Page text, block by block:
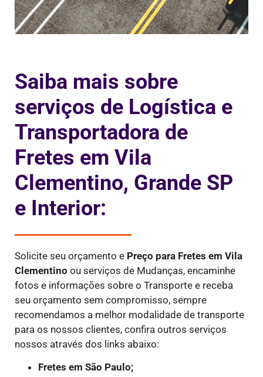
Saiba mais sobre
serviços de Logística e
Transportadora de
Fretes em Vila
Clementino, Grande SP
e Interior:
Solicite seu orçamento e Preço para Fretes em Vila
Clementino ou serviços de Mudanças, encaminhe
fotos e informações sobre o Transporte e receba
seu orçamento sem compromisso, sempre
recomendamos a melhor modalidade de transporte
para os nossos clientes, confira outros serviços
nossos através dos links abaixo:
Fretes em São Paulo;